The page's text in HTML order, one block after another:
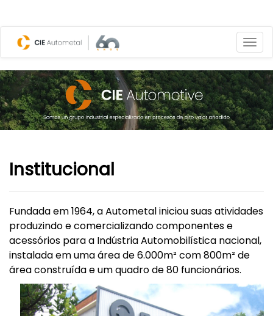
Institucional
Fundada em 1964, a Autometal iniciou suas atividades
produzindo e comercializando componentes e
acessórios para a Indústria Automobilística nacional,
instalada em uma área de 6.000m² com 800m² de
área construída e um quadro de 80 funcionários.